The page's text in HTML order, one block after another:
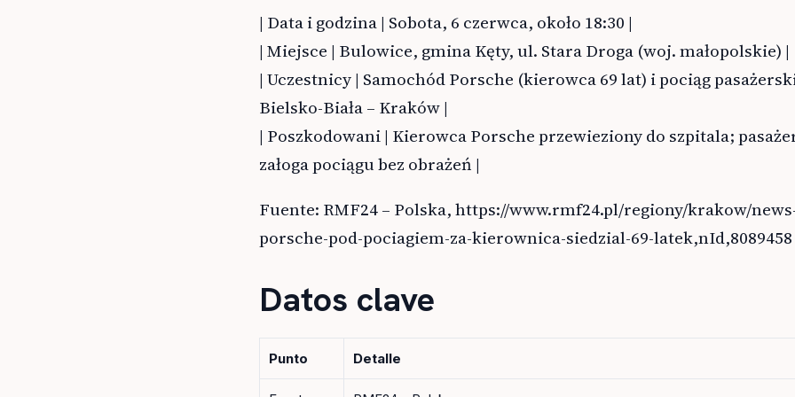
| Data i godzina | Sobota, 6 czerwca, około 18:30 |
| Miejsce | Bulowice, gmina Kęty, ul. Stara Droga (woj. małopolskie) |
| Uczestnicy | Samochód Porsche (kierowca 69 lat) i pociąg
Bielsko-Biała – Kraków |
| Poszkodowani | Kierowca Porsche przewieziony do szpitala;
załoga pociągu bez obrażeń |
Fuente: RMF24 – Polska, https://www.rmf24.pl/regiony/krakow/
porsche-pod-pociagiem-za-kierownica-siedzial-69-latek,nId,8089458
Datos clave
Punto Detalle